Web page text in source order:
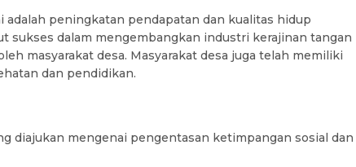
adalah peningkatan pendapatan dan kualitas hidup
sukses dalam mengembangkan industri kerajinan tangan
masyarakat desa. Masyarakat desa juga telah memiliki
dan pendidikan.
diajukan mengenai pengentasan ketimpangan sosial dan